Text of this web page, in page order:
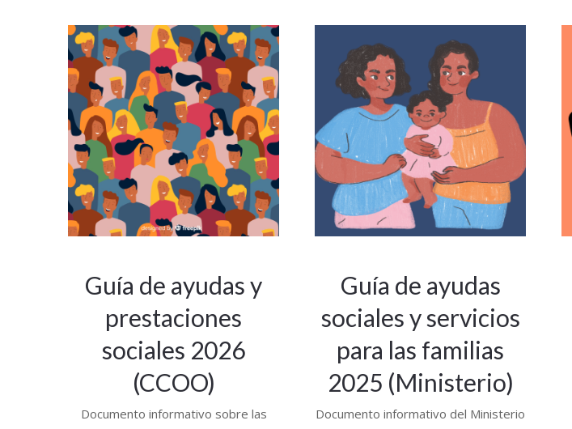
Guía de ayudas y
prestaciones
sociales 2026
(CCOO)
Documento informativo sobre las
Guía de ayudas
sociales y servicios
para las familias
2025 (Ministerio)
Documento informativo del Ministerio